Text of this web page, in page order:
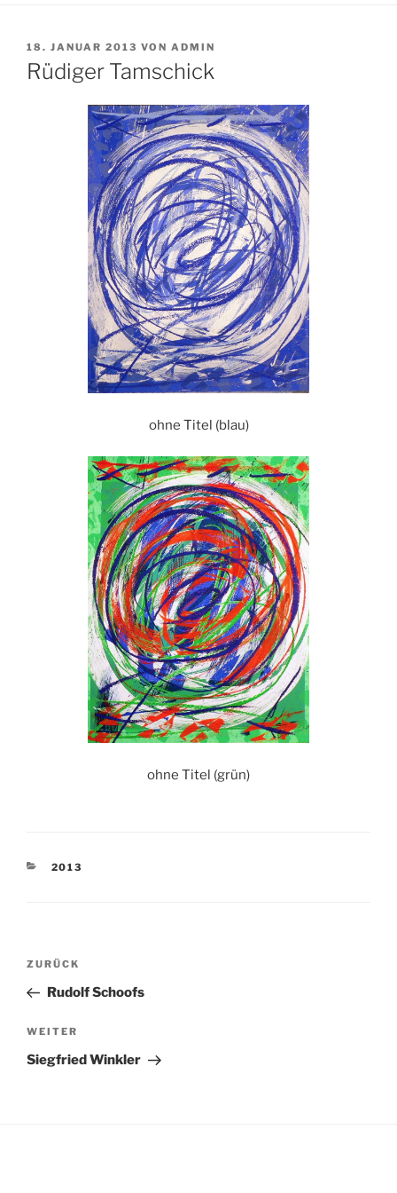
VERÖFFENTLICHT
AM
18. JANUAR 2013 VON ADMIN
Rüdiger Tamschick
ohne Titel (blau)
ohne Titel (grün)
KATEGORIEN
2013
Beitragsnavigation
Vorheriger
Beitrag
ZURÜCK
Rudolf Schoofs
Nächster
Beitrag
WEITER
Siegfried Winkler